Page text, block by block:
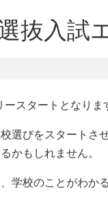
抜入試
スタートとなりま
選びをスタートさ
かもしれません。
学校のことがわか